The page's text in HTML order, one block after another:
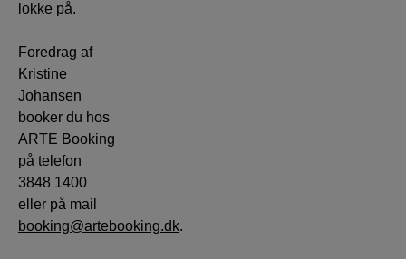
lokke på.
Foredrag af
Kristine
Johansen
booker du hos
ARTE Booking
på telefon
3848 1400
eller på mail
booking@artebooking.dk.